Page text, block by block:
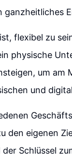
flexibel zu
physische
um am
und
den eigenen
Schlüssel